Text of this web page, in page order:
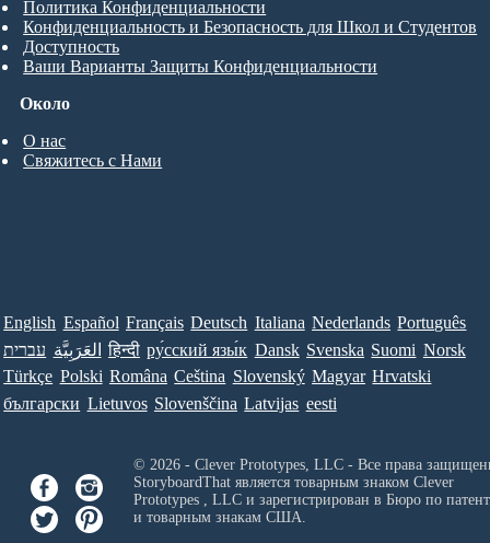
Около
О нас
Свяжитесь с Нами
Политика Конфиденциальности
Конфиденциальность и Безопасность для Школ и Студентов
Доступность
Ваши Варианты Защиты Конфиденциальности
English Español Français Deutsch Italiana Nederlands Português
עברית العَرَبِيَّة हिन्दी ру́сский язы́к Dansk Svenska Suomi Norsk
Türkçe Polski Româna Ceština Slovenský Magyar Hrvatski
български Lietuvos Slovenščina Latvijas eesti
© 2026 - Clever Prototypes, LLC - Все права
StoryboardThat является товарным знаком Clever
Prototypes , LLCи зарегистрирован в Бюро по
и товарным знакам США.